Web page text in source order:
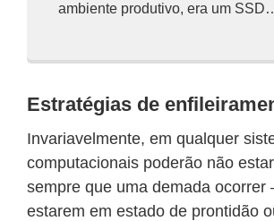
ambiente produtivo, era um
Estratégias de
Invariavelmente, em qualquer
computacionais poderão não
sempre que uma demada ocorrer
estarem em estado de prontidão